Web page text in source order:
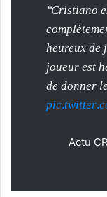
“Cristiano
heureux de
joueur est
de donner